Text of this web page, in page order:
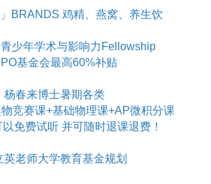
BRANDS 鸡精、燕窝、养生饮
少年学术与影响力Fellowship
基金会最高60%补贴
杨春来博士暑期各类
竞赛课+基础物理课+AP微积分课
免费试听 并可随时退课退费！
英老师大学教育基金规划